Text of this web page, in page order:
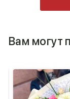
Вам могут